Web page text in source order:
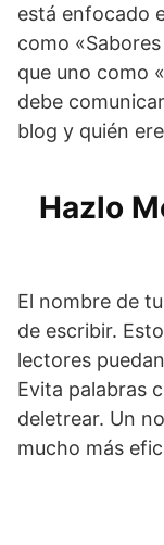
está enfocado
como
que uno como
debe
blog y quién
Hazlo
El nombre de
de escribir.
lectores
Evita palabras
deletrear. Un
mucho más